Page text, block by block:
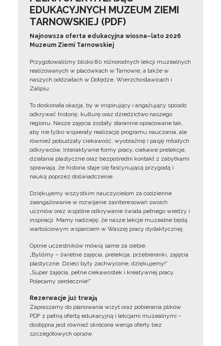
EDUKACYJNYCH MUZEUM ZIEMI
TARNOWSKIEJ (PDF)
Najnowsza oferta edukacyjna wiosna–lato 2026
Muzeum Ziemi Tarnowskiej
Przygotowaliśmy blisko 80 różnorodnych lekcji muzealnych
realizowanych w placówkach w Tarnowie, a także w
naszych oddziałach w Dołędze, Wierzchosławicach i
Zalipiu.
To doskonała okazja, by w inspirujący i angażujący sposób
odkrywać historię, kulturę oraz dziedzictwo naszego
regionu. Nasze zajęcia zostały starannie opracowane tak,
aby nie tylko wspierały realizację programu nauczania, ale
również pobudzały ciekawość, wyobraźnię i pasję młodych
odkrywców. Interaktywne formy pracy, ciekawe prelekcje,
działania plastyczne oraz bezpośredni kontakt z zabytkami
sprawiają, że historia staje się fascynującą przygodą i
nauką poprzez doświadczenie.
Dziękujemy wszystkim nauczycielom za codzienne
zaangażowanie w rozwijanie zainteresowań swoich
uczniów oraz wspólne odkrywanie świata pełnego wiedzy i
inspiracji. Mamy nadzieję, że nasze lekcje muzealne będą
wartościowym wsparciem w Waszej pracy dydaktycznej.
Opinie uczestników mówią same za siebie:
„Byliśmy – świetne zajęcia, prelekcja, przebieranki, zajęcia
plastyczne. Dzieci były zachwycone, dziękujemy!”
„Super zajęcia, pełne ciekawostek i kreatywnej pracy.
Polecamy serdecznie!”
Rezerwacje już trwają
Zapraszamy do planowania wizyt oraz pobierania plików
PDF z pełną ofertą edukacyjną i lekcjami muzealnymi –
dostępna jest również skrócona wersja oferty bez
szczegółowych opisów.